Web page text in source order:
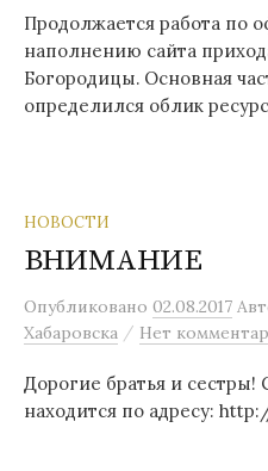
Продолжается работа по
наполнению сайта
Богородицы. Основная
определился облик
НОВОСТИ
ВНИМАНИЕ
Опубликовано 02.08.2017
Хабаровска / Нет
Дорогие братья и сестры!
находится по адресу: